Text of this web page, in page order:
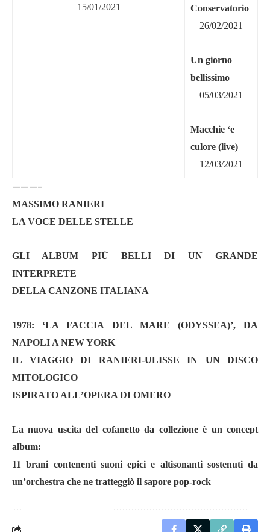
15/01/2021
Conservatorio
26/02/2021
Un giorno
bellissimo
05/03/2021
Macchie ‘e
culore (live)
12/03/2021
———-
MASSIMO RANIERI
LA VOCE DELLE STELLE
GLI ALBUM PIÙ BELLI DI UN GRANDE
INTERPRETE
DELLA CANZONE ITALIANA
1978: ‘LA FACCIA DEL MARE (ODYSSEA)’, DA
NAPOLI A NEW YORK
IL VIAGGIO DI RANIERI-ULISSE IN UN DISCO
MITOLOGICO
ISPIRATO ALL’OPERA DI OMERO
La nuova uscita del cofanetto da collezione è un concept
album:
11 brani contenenti suoni epici e altisonanti sostenuti da
un’orchestra che ne tratteggiò il sapore pop-rock